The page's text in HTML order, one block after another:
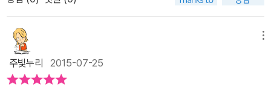
다시 쳐들어온 일본에 대항할 사람은 이순신 장군 뿐 이었네요.본인
이 직접 답사를 떠나 다시 군을 재정비하는 모습에서 역시.... 위인이
었다는 생각이 들었네요. 이순신 장군의 난중일기, 장계 그리고 서간
첩(편지)를 통해 장군으로서뿐만 아니라 아비로 남편으로 그리고 인
주빛누리 2015-07-25